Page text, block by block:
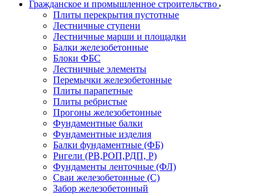
Гражданское и промышленное строительство
Плиты перекрытия пустотные
Лестничные ступени
Лестничные марши и площадки
Балки железобетонные
Блоки ФБС
Лестничные элементы
Перемычки железобетонные
Плиты парапетные
Плиты ребристые
Прогоны железобетонные
Фундаментные балки
Фундаментные изделия
Балки фундаментные (ФБ)
Ригели (РВ,РОП,РДП, Р)
Фундаменты ленточные (ФЛ)
Сваи железобетонные (С)
Забор железобетонный